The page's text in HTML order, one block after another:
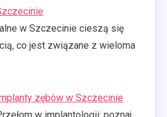
w Szczecinie cieszą się
co jest związane z wieloma
zębów w Szczecinie